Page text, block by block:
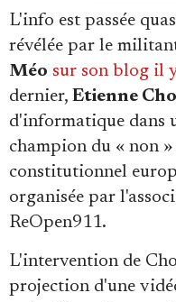
L'info est passée
révélée par le
Méo sur son blog il
dernier, Etienne
d'informatique dans
champion du « non
constitutionnel
organisée par
ReOpen911.
L'intervention de
projection d'une